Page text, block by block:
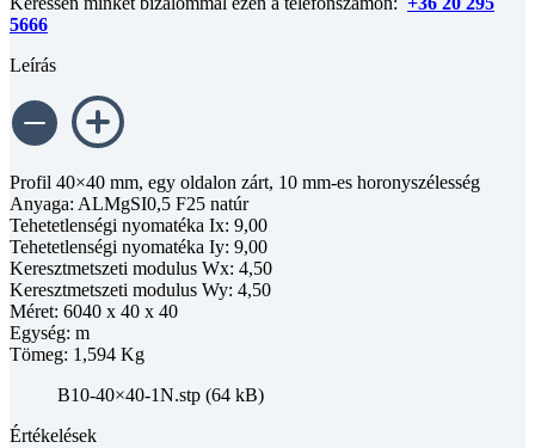
5666
Leírás
Profil 40×40 mm, egy oldalon zárt, 10 mm-es horonyszélesség
Anyaga: ALMgSI0,5 F25 natúr
Tehetetlenségi nyomatéka Ix: 9,00
Tehetetlenségi nyomatéka Iy: 9,00
Keresztmetszeti modulus Wx: 4,50
Keresztmetszeti modulus Wy: 4,50
Méret: 6040 x 40 x 40
Egység: m
Tömeg: 1,594 Kg
B10-40×40-1N.stp (64 kB)
Értékelések